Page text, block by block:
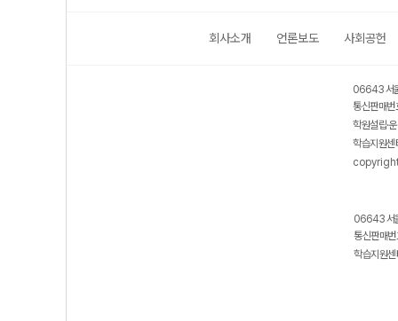
회사소개 언론보도 사회공헌
06643 서
통신판매
학원설립·
학습지원
06643 서
통신판매
학습지원